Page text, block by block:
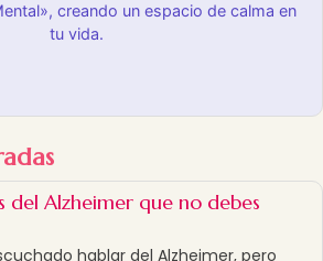
creando un espacio de calma en
tu vida.
del Alzheimer que no debes
hablar del Alzheimer, pero